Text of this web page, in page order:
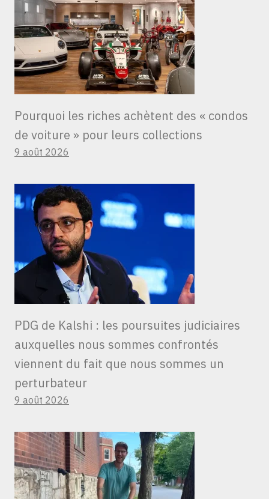
Pourquoi les riches achètent des « condos
de voiture » ​​pour leurs collections
9 août 2026
PDG de Kalshi : les poursuites judiciaires
auxquelles nous sommes confrontés
viennent du fait que nous sommes un
perturbateur
9 août 2026